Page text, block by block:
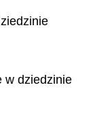
w dziedzinie